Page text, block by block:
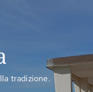
tradizione.